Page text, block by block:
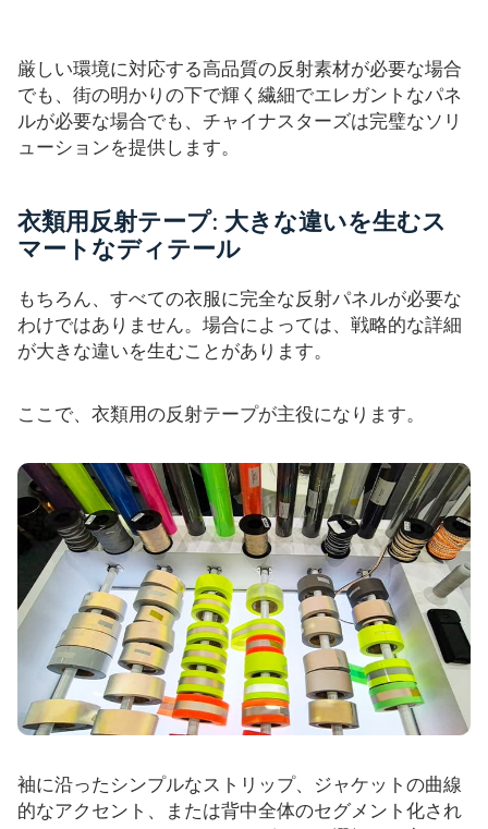
厳しい環境に対応する高品質の反射素材が必要な場合
でも、街の明かりの下で輝く繊細でエレガントなパネ
ルが必要な場合でも、チャイナスターズは完璧なソリ
ューションを提供します。
衣類用反射テープ: 大きな違いを生むス
マートなディテール
もちろん、すべての衣服に完全な反射パネルが必要な
わけではありません。場合によっては、戦略的な詳細
が大きな違いを生むことがあります。
ここで、衣類用の反射テープが主役になります。
袖に沿ったシンプルなストリップ、ジャケットの曲線
的なアクセント、または背中全体のセグメント化され